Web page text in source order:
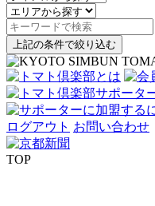
上記の条件で絞り込む
ログアウト お問い合わせ
TOP